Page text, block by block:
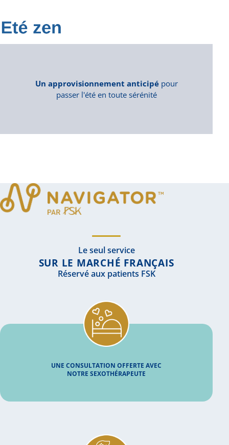
Un approvisionnement anticipépour
passer l'été en toute sérénité
Le seul service
SUR LE MARCHÉ FRANÇAIS
Réservé aux patients FSK
UNE CONSULTATION OFFERTE AVEC
NOTRE SEXOTHÉRAPEUTE